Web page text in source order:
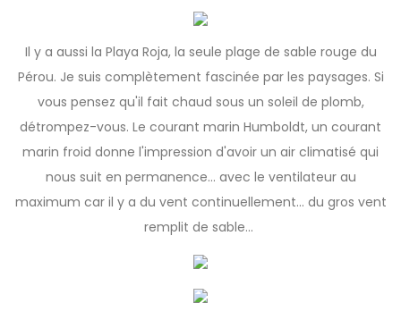
Il y a aussi la Playa Roja, la seule plage de sable rouge du
Pérou. Je suis complètement fascinée par les paysages. Si
vous pensez qu'il fait chaud sous un soleil de plomb,
détrompez-vous. Le courant marin Humboldt, un courant
marin froid donne l'impression d'avoir un air climatisé qui
nous suit en permanence... avec le ventilateur au
maximum car il y a du vent continuellement... du gros vent
remplit de sable...